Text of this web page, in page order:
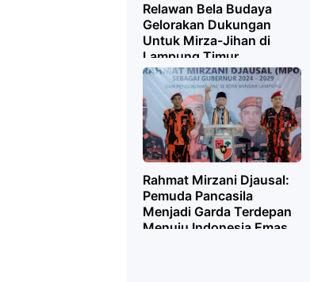
Relawan Bela Budaya
Gelorakan Dukungan
Untuk Mirza-Jihan di
Lampung Timur
Rahmat Mirzani Djausal:
Pemuda Pancasila
Menjadi Garda Terdepan
Menuju Indonesia Emas